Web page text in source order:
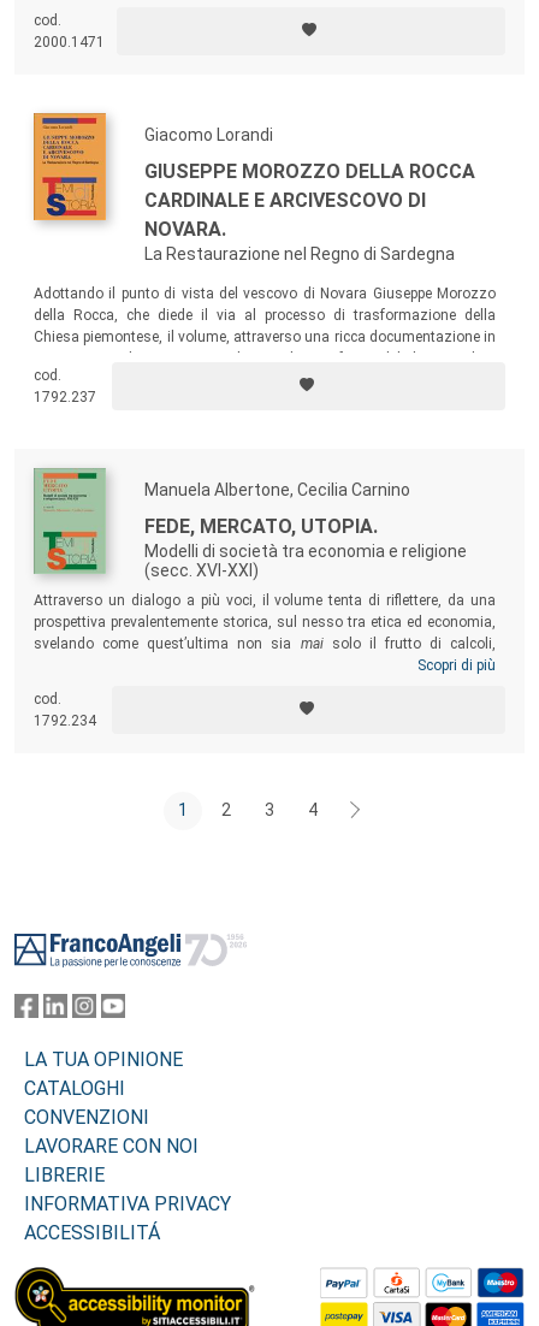
contributi di amiche e amici che hanno collaborato al volume ruotano
quindi attorno alle questioni di genere, alla vita religiosa e alla santità.
cod.
2000.1471
Giacomo Lorandi
GIUSEPPE MOROZZO DELLA ROCCA
CARDINALE E ARCIVESCOVO DI
NOVARA.
La Restaurazione nel Regno di Sardegna
Adottando il punto di vista del vescovo di Novara Giuseppe Morozzo
della Rocca, che diede il via al processo di trasformazione della
Chiesa piemontese, il volume, attraverso una ricca documentazione in
e regolare durante la prima metà del secolo XIX nel Regno di Sardegna.
cod.
1792.237
Manuela Albertone, Cecilia Carnino
FEDE, MERCATO, UTOPIA.
Modelli di società tra economia e religione
(secc. XVI-XXI)
Attraverso un dialogo a più voci, il volume tenta di riflettere, da una
prospettiva prevalentemente storica, sul nesso tra etica ed economia,
svelando come quest’ultima non sia maisolo il frutto di calcoli,
computi o analisi tecniche, ma un esito prodotto entro un quadro
convivenza civile e i modi di concepire il progresso della società
plasmano spesso le conclusioni (cosiddette) neutrali degli esperti e
Scopri di più
cod.
1792.234
1 2 3 4
LA TUA OPINIONE
CATALOGHI
CONVENZIONI
LAVORARE CON NOI
LIBRERIE
INFORMATIVA PRIVACY
ACCESSIBILITÁ